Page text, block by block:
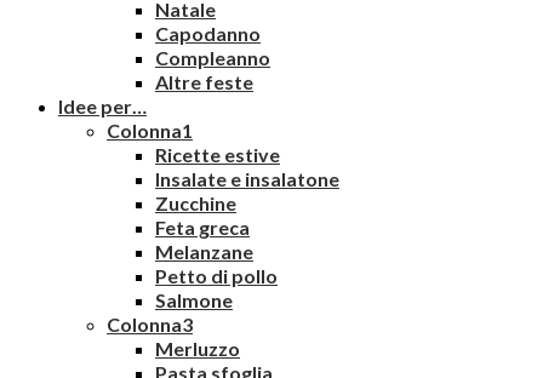
Natale
Capodanno
Compleanno
Altre feste
Idee per…
Colonna1
Ricette estive
Insalate e insalatone
Zucchine
Feta greca
Melanzane
Petto di pollo
Salmone
Colonna3
Merluzzo
Pasta sfoglia